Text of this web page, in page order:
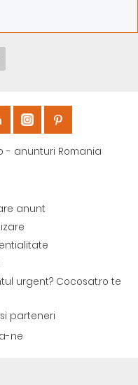
- anunturi Romania
anunt
urgent? Cocosat.ro te
parteneri
ne